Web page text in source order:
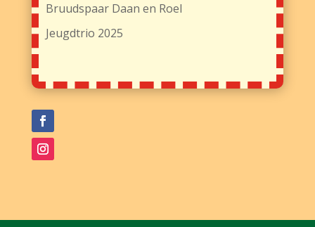
Bruudspaar Daan en Roel
Jeugdtrio 2025